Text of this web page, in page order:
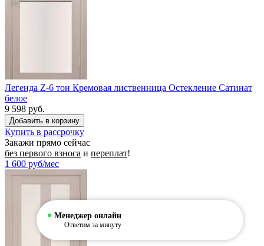
Легенда Z-6 тон Кремовая лиственница Остекление Сатинат
белое
9 598 руб.
Купить в рассрочку
Закажи прямо сейчас
без первого взноса и переплат!
1 600 руб/мес
Менеджер онлайн
Ответим за минуту